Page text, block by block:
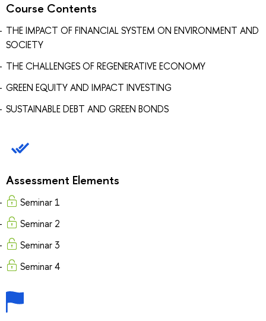
Course Contents
THE IMPACT OF FINANCIAL SYSTEM ON ENVIRONMENT AND
SOCIETY
THE CHALLENGES OF REGENERATIVE ECONOMY
GREEN EQUITY AND IMPACT INVESTING
SUSTAINABLE DEBT AND GREEN BONDS
Assessment Elements
Seminar 1
Seminar 2
Seminar 3
Seminar 4